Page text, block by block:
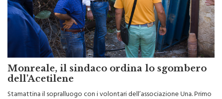
Monreale, il sindaco ordina lo sgombero
dell’Acetilene
Stamattina il sopralluogo con i volontari dell’associazione Una. Primo
passo per la realizzazione del presidio veterinario